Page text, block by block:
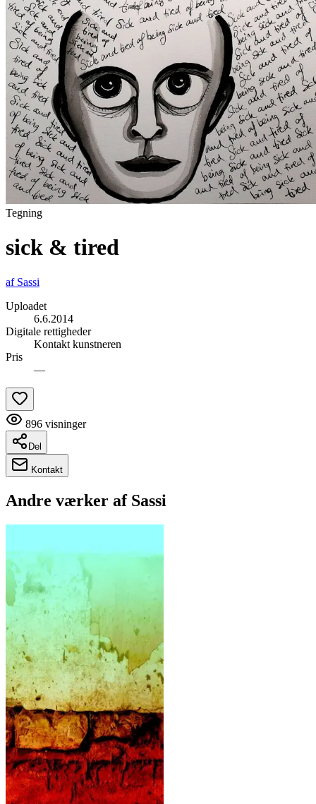
Tegning
sick & tired
af Sassi
Uploadet
6.6.2014
Digitale rettigheder
Kontakt kunstneren
Pris
—
896 visninger
Del
Kontakt
Andre værker af Sassi